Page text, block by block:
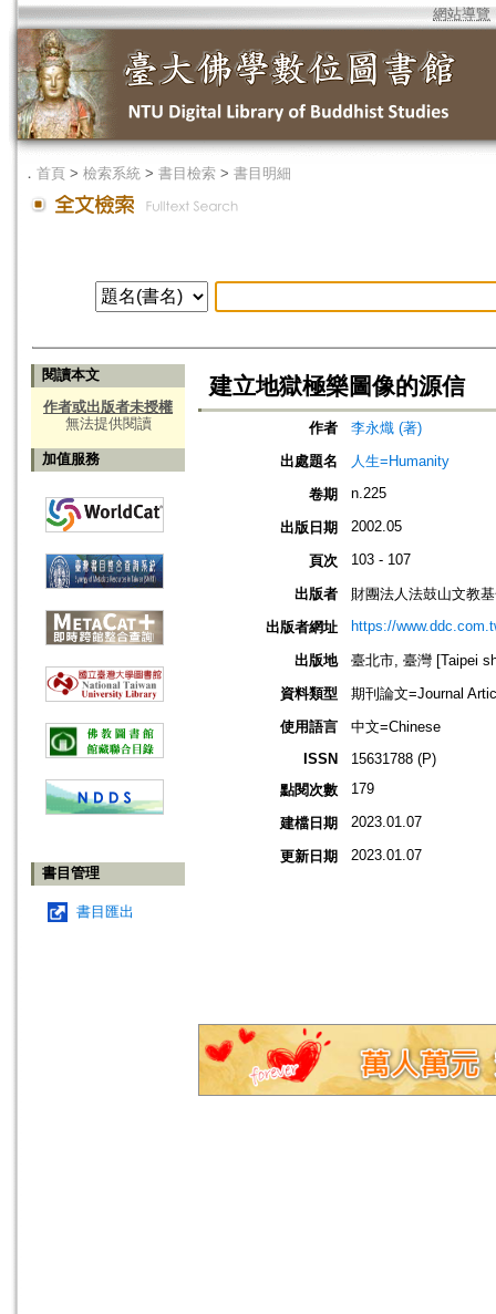
網站導覽
． 首頁 > 檢索系統 > 書目檢索 > 書目明細
閱讀本文
作者或出版者未授權
無法提供閱讀
加值服務
書目管理
書目匯出
建立地獄極樂圖像的源信
作者
李永熾 (著)
出處題名
人生=Humanity
卷期
n.225
出版日期 2002.05
頁次 103 - 107
出版者
財團法人法鼓山文教
出版者網址
https://
出版地
臺北市, 臺灣 [Taipei
資料類型
期刊論文=Journal
使用語言
中文=Chinese
ISSN
15631788 (P)
點閱次數
179
建檔日期 2023.01.07
更新日期 2023.01.07